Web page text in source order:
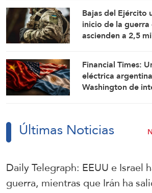
Bajas del Ejército
inicio de la guerra
ascienden a 2,5
Financial Times:
eléctrica
Washington de
Últimas Noticias
Daily Telegraph: EEUU e Israel
guerra, mientras que Irán ha